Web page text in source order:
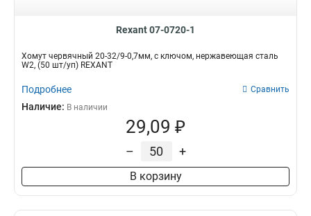
Rexant 07-0720-1
Хомут червячный 20-32/9-0,7мм, с ключом, нержавеющая сталь
W2, (50 шт/уп) REXANT
Подробнее Сравнить
Наличие: В наличии
29,09 ₽
– +
В корзину